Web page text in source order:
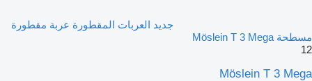
جديد العربات المقطورة عربة مقطورة
مسطحة Möslein T 3 Mega
12
Möslein T 3 Mega